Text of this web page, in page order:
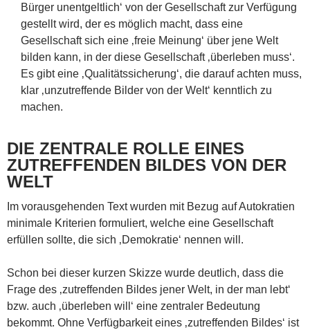
Bürger unentgeltlich‘ von der Gesellschaft zur Verfügung
gestellt wird, der es möglich macht, dass eine
Gesellschaft sich eine ‚freie Meinung‘ über jene Welt
bilden kann, in der diese Gesellschaft ‚überleben muss‘.
Es gibt eine ‚Qualitätssicherung‘, die darauf achten muss,
klar ‚unzutreffende Bilder von der Welt‘ kenntlich zu
machen.
DIE ZENTRALE ROLLE EINES
ZUTREFFENDEN BILDES VON DER
WELT
Im vorausgehenden Text wurden mit Bezug auf Autokratien
minimale Kriterien formuliert, welche eine Gesellschaft
erfüllen sollte, die sich ‚Demokratie‘ nennen will.
Schon bei dieser kurzen Skizze wurde deutlich, dass die
Frage des ‚zutreffenden Bildes jener Welt, in der man lebt‘
bzw. auch ‚überleben will‘ eine zentraler Bedeutung
bekommt. Ohne Verfügbarkeit eines ‚zutreffenden Bildes‘ ist